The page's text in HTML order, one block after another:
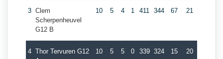
3 Clem
Scherpenheuvel
G12 B
10 5 4 1 411 344 67 21
4 Thor Tervuren G12
10 5 5 0 339 324 15 20